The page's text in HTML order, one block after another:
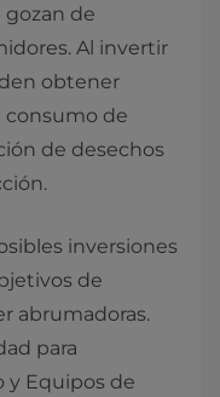
gozan de
Al invertir
obtener
consumo de
de desechos
inversiones
de
abrumadoras.
para
y Equipos de